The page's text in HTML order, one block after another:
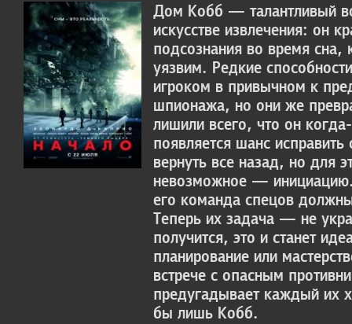
Дом Кобб — талантливый
искусстве извлечения: он
подсознания во время сна,
уязвим. Редкие
игроком в привычном к
шпионажа, но они же
лишили всего, что он
появляется шанс
вернуть все назад, но для
невозможное —
его команда спецов
Теперь их задача — не
получится, это и станет
планирование или
встрече с опасным
предугадывает каждый их
бы лишь Кобб.